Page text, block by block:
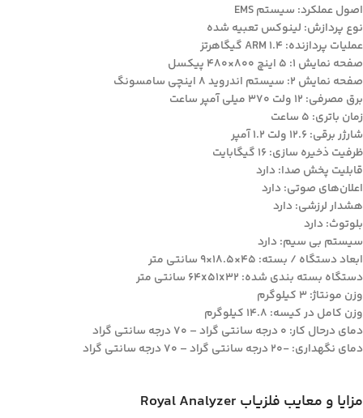
اصول عملکرد: سیستم EMS
نوع پردازش: لینوکس تعبیه شده
عملیات پردازنده: ARM 1.4 گیگاهرتز
صفحه نمایش 1: 5 اینچ 800×480 پیکسل
صفحه نمایش 2: سیستم اندروید 8 اینچی سامسونگ
برق مصرفی: 12 ولت 370 میلی آمپر ساعت
زمان باتری: 5 ساعت
شارژر برقی: 12.6 ولت 1.2 آمپر
ظرفیت ذخیره سازی: 16 گیگابایت
قابلیت پخش صدا: دارد
اعلان‌های صوتی: دارد
هشدار لرزشی: دارد
بلوتوث: دارد
سیستم بی سیم: دارد
ابعاد دستگاه / بسته: 45×18.5×9 سانتی متر
دستگاه بسته بندی شده: 64x51x32 سانتی متر
وزن مونتاژ: 3 کیلوگرم
وزن کامل در کیسه: 14.8 کیلوگرم
دمای درحال کار: 0 درجه سانتی گراد – 70 درجه سانتی گراد
دمای نگهداری: -20 درجه سانتی گراد – 70 درجه سانتی گراد
مزایا و معایب فلزیاب Royal Analyzer